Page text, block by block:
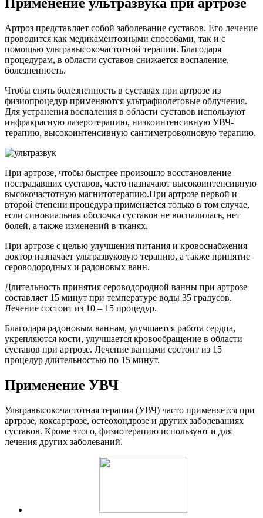
Применение ультразвука при артрозе
Артроз представляет собой заболевание суставов. Его лечение
проводится как медикаментозными способами, так и с
помощью ультравысокочастотной терапии. Благодаря
процедурам, в области суставов снижается воспаление,
болезненность.
Чтобы снять болезненность в суставах при артрозе из
физиопроцедур применяются ультрафиолетовые облучения.
Для устранения воспаления в области суставов используют
инфракрасную лазеротерапию, низкоинтенсивную УВЧ-
терапию, высокоинтенсивную сантиметроволновую терапию.
При артрозе, чтобы быстрее произошло восстановление
пострадавших суставов, часто назначают высокоинтенсивную
высокочастотную магнитотерапию.При артрозе первой и
второй степени процедура применяется только в том случае,
если синовиальная оболочка суставов не воспалилась, нет
болей, а также изменений в тканях.
При артрозе с целью улучшения питания и кровоснабжения
доктор назначает ультразвуковую терапию, а также принятие
сероводородных и радоновых ванн.
Длительность принятия сероводородной ванны при артрозе
составляет 15 минут при температуре воды 35 градусов.
Лечение состоит из 10 – 15 процедур.
Благодаря радоновым ваннам, улучшается работа сердца,
укрепляются кости, улучшается кровообращение в области
суставов при артрозе. Лечение ваннами состоит из 15
процедур длительностью по 15 минут.
Применение УВЧ
Ультравысокочастотная терапия (УВЧ) часто применяется при
артрозе, коксартрозе, остеохондрозе и других заболеваниях
суставов. Кроме этого, физиотерапию используют и для
лечения других заболеваний.